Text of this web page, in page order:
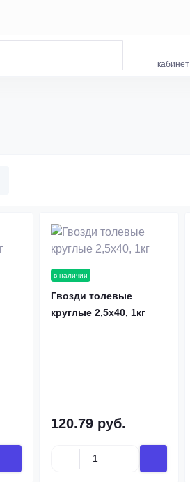
кабинет
в наличии
Гвозди толевые
круглые 2,5х40, 1кг
120.79 руб.